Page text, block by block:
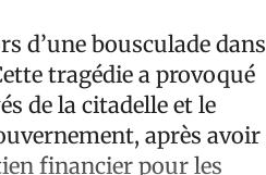
d’une bousculade dans
tragédie a provoqué
de la citadelle et le
après avoir
financier pour les